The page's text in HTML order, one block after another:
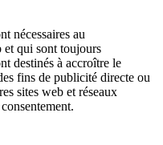
nécessaires au
et qui sont toujours
destinés à accroître le
fins de publicité directe ou
sites web et réseaux